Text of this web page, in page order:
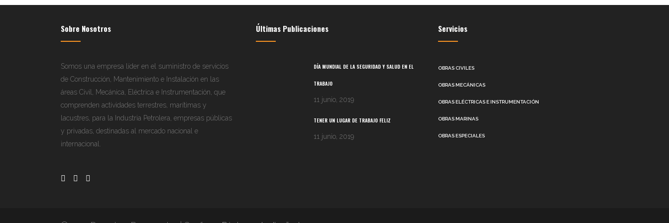
Sobre Nosotros
Somos una empresa líder en el suministro de servicios
de Construcción, Mantenimiento e Instalación en las
áreas Civil, Mecánica, Eléctrica e Instrumentación, que
comprenden actividades terrestres, marítimas y
lacustres, para la Industria Petrolera, empresas públicas
y privadas, destinadas al mercado nacional e
internacional.
Últimas Publicaciones
DÍA MUNDIAL DE LA SEGURIDAD Y SALUD EN EL
TRABAJO
11 junio, 2019
TENER UN LUGAR DE TRABAJO FELIZ
11 junio, 2019
Servicios
OBRAS CIVILES
OBRAS MECÁNICAS
OBRAS ELÉCTRICAS E INSTRUMENTACIÓN
OBRAS MARINAS
OBRAS ESPECIALES